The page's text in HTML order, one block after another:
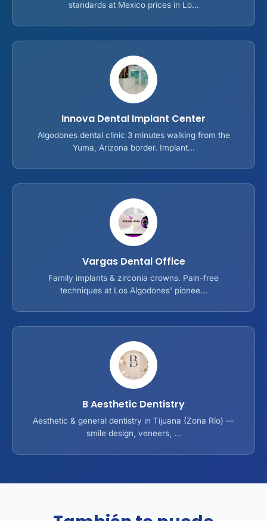
standards at Mexico prices in Lo...
Innova Dental Implant Center
Algodones dental clinic 3 minutes walking from the
Yuma, Arizona border. Implant...
Vargas Dental Office
Family implants & zirconia crowns. Pain-free
techniques at Los Algodones' pionee...
B Aesthetic Dentistry
Aesthetic & general dentistry in Tijuana (Zona Río) —
smile design, veneers, ...